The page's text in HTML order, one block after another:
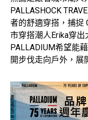
PALLASHOCK
者的舒適穿搭，捕捉
市穿搭潮人Erika穿出
PALLADIUM希望能
開步伐走向戶外，展